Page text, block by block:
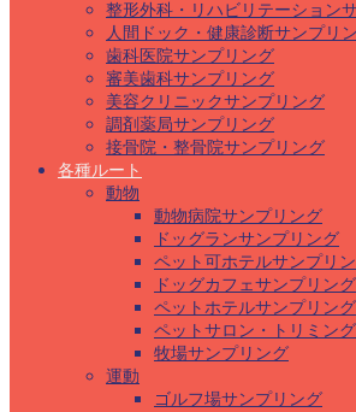
整形外科・リハビリテーション
人間ドック・健康診断サンプリ
歯科医院サンプリング
審美歯科サンプリング
美容クリニックサンプリング
調剤薬局サンプリング
接骨院・整骨院サンプリング
各種ルート
動物
動物病院サンプリング
ドッグランサンプリング
ペット可ホテルサンプリ
ドッグカフェサンプリング
ペットホテルサンプリング
ペットサロン・トリミン
牧場サンプリング
運動
ゴルフ場サンプリング